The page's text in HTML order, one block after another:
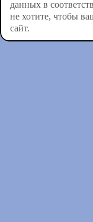
данных в
не хотите, чтобы
сайт.